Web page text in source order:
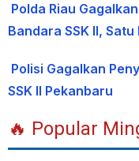
Polda Riau
Bandara SSK II,
Polisi Gagalkan
SSK II Pekanbaru
🔥 Popular